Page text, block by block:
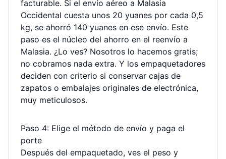
facturable. Si el envío aéreo a Malasia
Occidental cuesta unos 20 yuanes por cada 0,5
kg, se ahorró 140 yuanes en ese envío. Este
paso es el núcleo del ahorro en el reenvío a
Malasia. ¿Lo ves? Nosotros lo hacemos gratis;
no cobramos nada extra. Y los empaquetadores
deciden con criterio si conservar cajas de
zapatos o embalajes originales de electrónica,
muy meticulosos.
Paso 4: Elige el método de envío y paga el
porte
Después del empaquetado, ves el peso y